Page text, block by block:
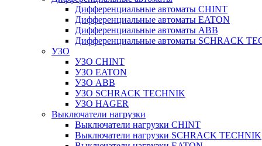
Дифференциальные автоматы CHINT
Дифференциальные автоматы EATON
Дифференциальные автоматы ABB
Дифференциальные автоматы SCHRACK
УЗО
УЗО CHINT
УЗО EATON
УЗО ABB
УЗО SCHRACK TECHNIK
УЗО HAGER
Выключатели нагрузки
Выключатели нагрузки CHINT
Выключатели нагрузки SCHRACK TECHNIK